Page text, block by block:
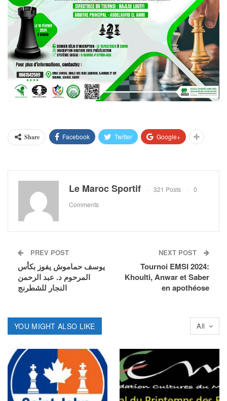
Share Facebook Twitter Google+
Le Maroc Sportif 321 Posts
0
Comments
PREV POST
يوسف حماموش يفوز بكأس
المرحوم د. عبد الرحمن
النجار للشطرنج
NEXT POST
Tournoi EMSI 2024:
Khoulti, Anwar et Saber
en apothéose
All
YOU MIGHT ALSO LIKE